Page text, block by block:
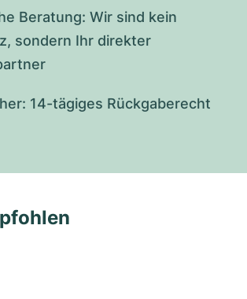
Beratung: Wir sind kein
sondern Ihr direkter
14-tägiges Rückgaberecht